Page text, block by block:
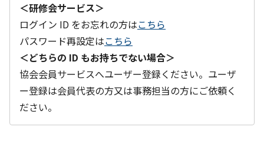
＜研修会サービス＞
ログイン ID をお忘れの方はこちら
パスワード再設定はこちら
＜どちらの ID もお持ちでない場合＞
協会会員サービスへユーザー登録ください。ユーザ
ー登録は会員代表の方又は事務担当の方にご依頼く
ださい。